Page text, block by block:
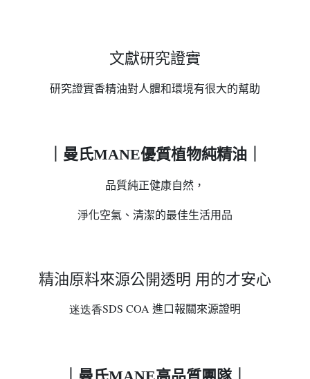
文獻研究證實
研究證實香精油對人體和環境有很大的幫助
｜曼氏MANE優質植物純精油｜
品質純正健康自然，
淨化空氣、清潔的最佳生活用品
精油原料來源公開透明 用的才安心
迷迭香SDS COA 進口報關來源證明
｜曼氏MANE高品質團隊｜